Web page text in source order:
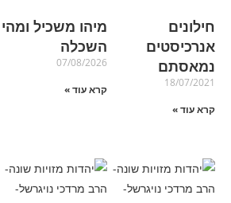
חילונים
אנרכיסטים
נמאסתם
18/07/2021
קרא עוד »
מיהו משכיל ומהי
השכלה
07/08/2026
קרא עוד »